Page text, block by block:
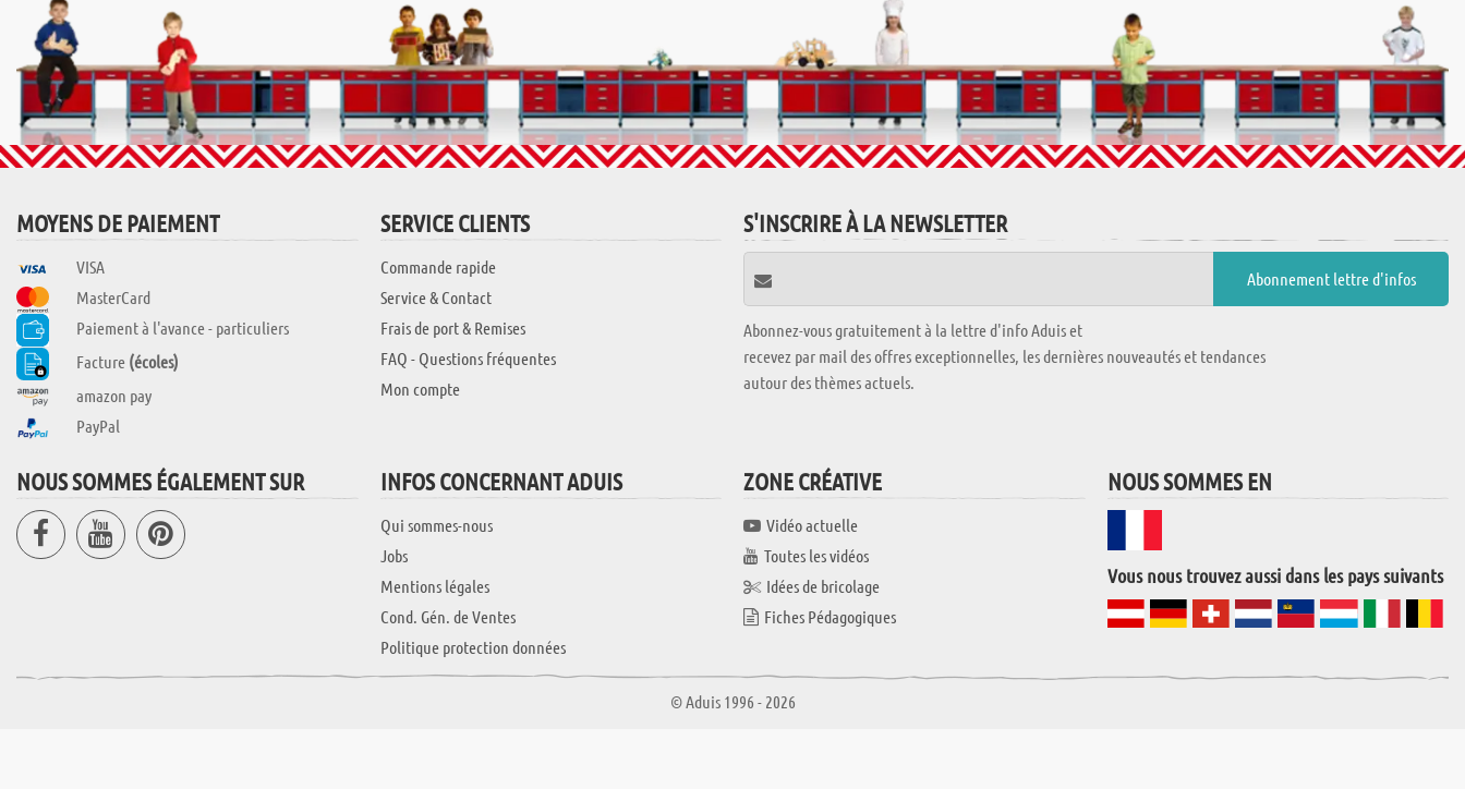
MOYENS DE PAIEMENT
VISA
MasterCard
Paiement à l'avance - particuliers
Facture (écoles)
amazon pay
PayPal
SERVICE CLIENTS
Commande rapide
Service & Contact
Frais de port & Remises
FAQ - Questions fréquentes
Mon compte
S'INSCRIRE À LA NEWSLETTER
Abonnez-vous gratuitement à la lettre d'info Aduis et
recevez par mail des offres exceptionnelles, les dernières nouveautés et tendances
autour des thèmes actuels.
NOUS SOMMES ÉGALEMENT SUR INFOS CONCERNANT ADUIS
Qui sommes-nous
Jobs
Mentions légales
Cond. Gén. de Ventes
Politique protection données
ZONE CRÉATIVE
Vidéo actuelle
Toutes les vidéos
Idées de bricolage
Fiches Pédagogiques
NOUS SOMMES EN
Vous nous trouvez aussi dans les pays suivants
© Aduis 1996 - 2026